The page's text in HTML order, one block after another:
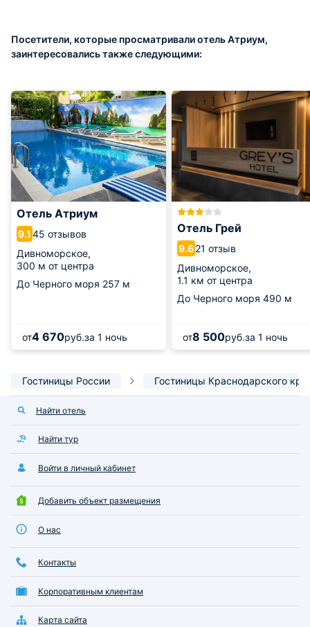
Посетители, которые просматривали отель Атриум,
заинтересовались также следующими:
Отель Атриум
9.145 отзывов
Дивноморское,
300 м от центра
До Черного моря 257 м
от4 670руб.за 1 ночь
Отель Грей
9.621 отзыв
Дивноморское,
1.1 км от центра
До Черного моря 490 м
от8 500руб.за 1 ночь
Гостиницы России Гостиницы Краснодарского
Найти отель
Найти тур
Войти в личный кабинет
Добавить объект размещения
О нас
Контакты
Корпоративным клиентам
Карта сайта